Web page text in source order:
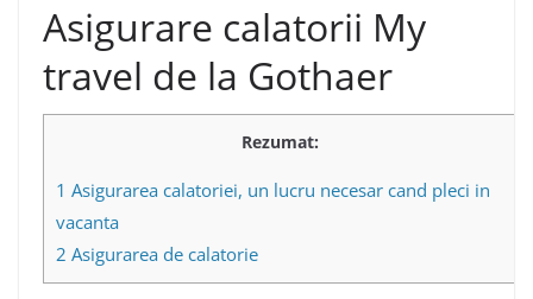
Asigurare calatorii My
travel de la Gothaer
Rezumat:
1 Asigurarea calatoriei, un lucru necesar cand pleci in
vacanta
2 Asigurarea de calatorie